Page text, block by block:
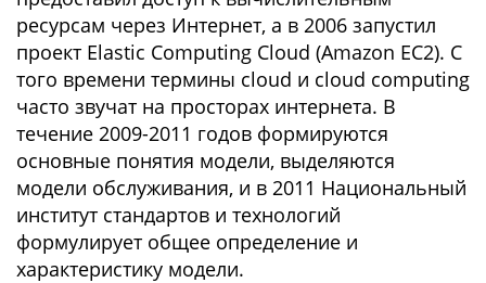
ресурсам через Интернет, а в 2006 запустил
проект Elastic Computing Cloud (Amazon EC2). С
того времени термины cloud и cloud computing
часто звучат на просторах интернета. В
течение 2009-2011 годов формируются
основные понятия модели, выделяются
модели обслуживания, и в 2011 Национальный
институт стандартов и технологий
формулирует общее определение и
характеристику модели.